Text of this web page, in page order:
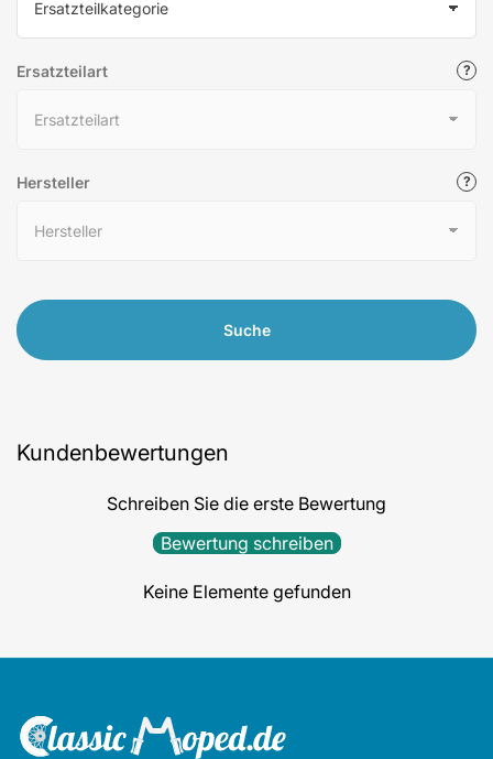
Ersatzteilart
Hersteller
Suche
Kundenbewertungen
Schreiben Sie die erste Bewertung
Bewertung schreiben
Keine Elemente gefunden